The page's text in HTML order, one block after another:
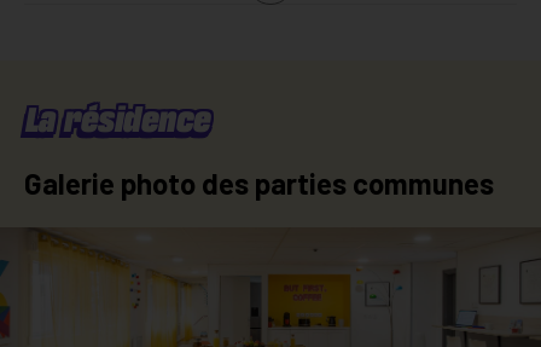
La résidence
Galerie photo des parties communes